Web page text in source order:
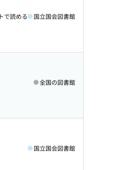
で読める 国立国会図書館
全国の図書館
国立国会図書館